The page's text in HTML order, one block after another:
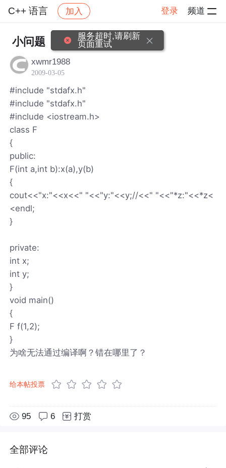
C++ 语言 加入 登录 频道
社区 C++ 语言 帖子详情
小问题
xwmr1988
2009-03-05
#include "stdafx.h"
#include "stdafx.h"
#include <iostream.h>
class F
{
public:
F(int a,int b):x(a),y(b)
{
cout<<"x:"<<x<<" "<<"y:"<<y;//<<" "<<"*z:"<<*z<
<endl;
}
private:
int x;
int y;
}
void main()
{
F f(1,2);
}
为啥无法通过编译啊？错在哪里了？
给本帖投票
95 6 打赏
全部评论
服务超时,请刷新
页面重试